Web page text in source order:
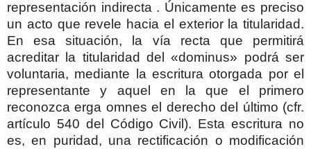
representación indirecta . Únicamente es preciso
un acto que revele hacia el exterior la titularidad.
En esa situación, la vía recta que permitirá
acreditar la titularidad del «dominus» podrá ser
voluntaria, mediante la escritura otorgada por el
representante y aquel en la que el primero
reconozca erga omnes el derecho del último (cfr.
artículo 540 del Código Civil). Esta escritura no
es, en puridad, una rectificación o modificación